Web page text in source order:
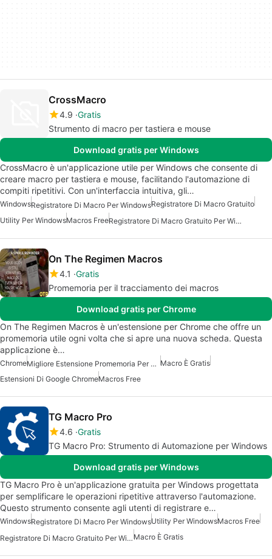
CrossMacro
4.9 Gratis
Strumento di macro per tastiera e mouse
Download gratis per Windows
CrossMacro è un'applicazione utile per Windows che consente di
creare macro per tastiera e mouse, facilitando l'automazione di
compiti ripetitivi. Con un'interfaccia intuitiva, gli…
WindowsRegistratore Di Macro Per WindowsRegistratore Di Macro Gratuito
Utility Per WindowsMacros Free Registratore Di Macro Gratuito Per Windows
On The Regimen Macros
4.1 Gratis
Promemoria per il tracciamento dei macros
Download gratis per Chrome
On The Regimen Macros è un'estensione per Chrome che offre un
promemoria utile ogni volta che si apre una nuova scheda. Questa
applicazione è…
Chrome Migliore Estensione Promemoria Per Chrome Macro È Gratis
Estensioni Di Google ChromeMacros Free
TG Macro Pro
4.6 Gratis
TG Macro Pro: Strumento di Automazione per Windows
Download gratis per Windows
TG Macro Pro è un'applicazione gratuita per Windows progettata
per semplificare le operazioni ripetitive attraverso l'automazione.
Questo strumento consente agli utenti di registrare e…
WindowsRegistratore Di Macro Per WindowsUtility Per WindowsMacros Free
Registratore Di Macro Gratuito Per WindowsMacro È Gratis